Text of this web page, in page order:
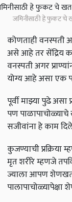
जमिनीसाठी हे फुकट चे
कोणताही वनस्पती
असे आहे तर सेंद्रिय
वनस्पती अगर
योग्य आहे असा एक
पूर्वी माझ्या पुढे
पण
सजीवांना हे काम
कुजण्याची प्रक्रिया
मृत शरीरे म्हणजे
ज्याला आपण शेणखत